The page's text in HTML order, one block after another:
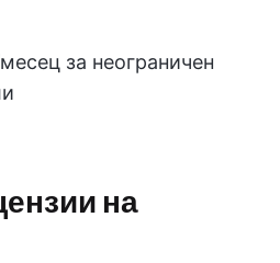
за неограничен
на